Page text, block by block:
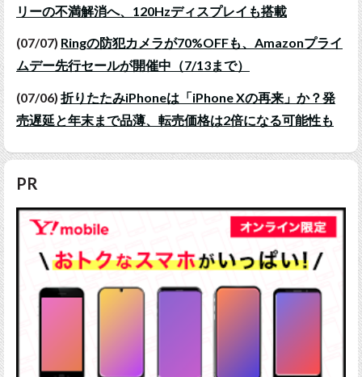
リーの不満解消へ、120Hzディスプレイも搭載
(07/07) Ringの防犯カメラが70%OFFも、Amazonプライ
ムデー先行セールが開催中（7/13まで）
(07/06) 折りたたみiPhoneは「iPhone Xの再来」か？発
売遅延と年末まで品薄、転売価格は2倍になる可能性も
PR